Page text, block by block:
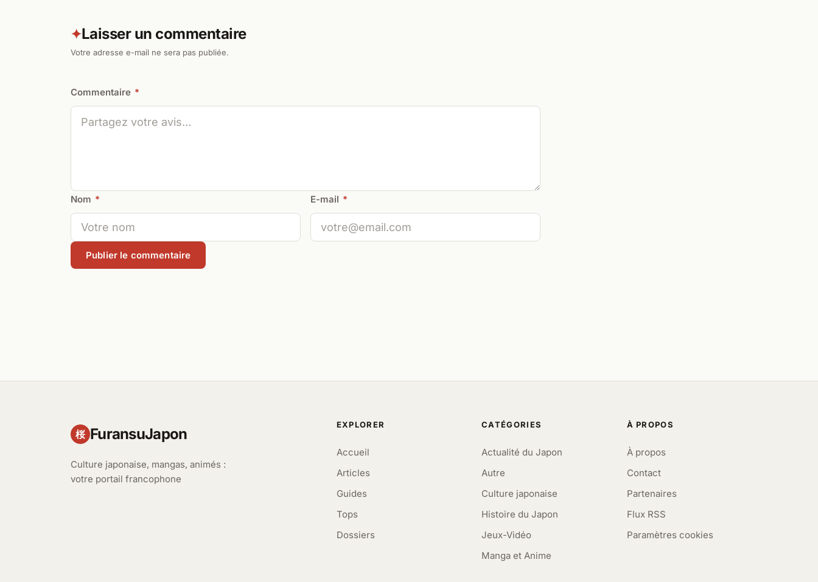
✦Laisser un commentaire
Votre adresse e-mail ne sera pas publiée.
Commentaire *
Nom * E-mail *
桜 FuransuJapon
Culture japonaise, mangas, animés :
votre portail francophone
EXPLORER
Accueil
Articles
Guides
Tops
Dossiers
CATÉGORIES
Actualité du Japon
Autre
Culture japonaise
Histoire du Japon
Jeux-Vidéo
Manga et Anime
À PROPOS
À propos
Contact
Partenaires
Flux RSS
Paramètres cookies